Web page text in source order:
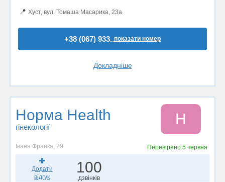
📍 Хуст, вул. Томаша Масарика, 23а
+38 (067) 933..показати номер
Докладніше
Норма Health
гінекології Н
Івана Франка, 29 Перевірено 5 червня
Додати
відгук
100
дзвінків